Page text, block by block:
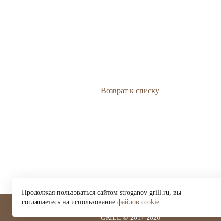
Возврат к списку
BEEFSTROGANOFF
GRILL © 2017-2026
Продолжая пользоваться сайтом stroganov-grill.ru, вы
соглашаетесь на использование файлов cookie